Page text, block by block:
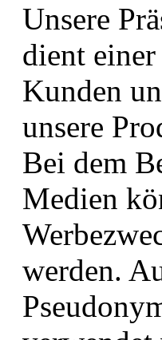
Unsere
dient
Kunden
unsere
Bei dem
Medien
werden.